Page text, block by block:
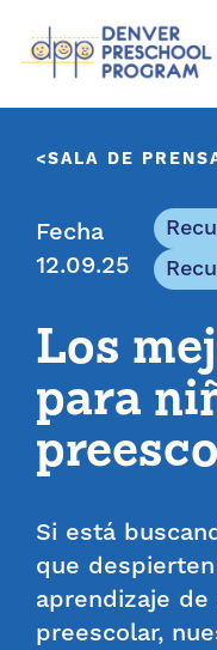
SALA DE
Fecha
12.09.25
Los
para
Si está
que
aprendizaje
preescolar,